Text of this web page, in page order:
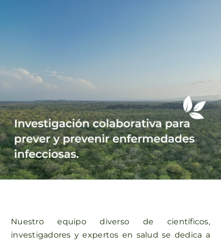
Nuestro equipo diverso de científicos,
investigadores y expertos en salud se dedica a